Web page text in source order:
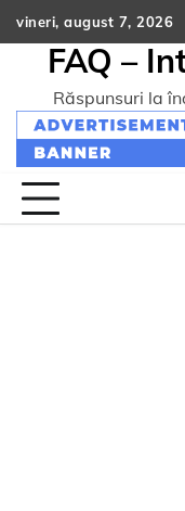
Skip
to
content
vineri, august 7, 2026
FAQ –
Răspunsuri la